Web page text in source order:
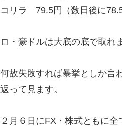
コリラ 79.5円（数日後に
・豪ドルは大底の底で取れ
故失敗すれば暴挙としか言
って見ます。
月６日にFX・株式ともに全